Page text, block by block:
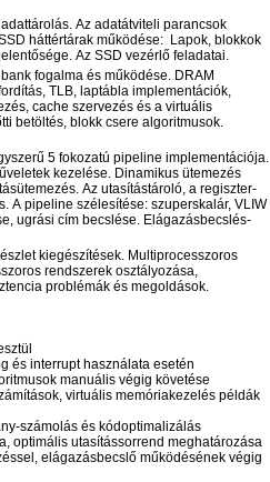
Az adatátviteli parancsok
háttértárak működése: Lapok, blokkok
Az SSD vezérlő feladatai.
fogalma és működése. DRAM
TLB, laptábla implementációk,
cache szervezés és a virtuális
betöltés, blokk csere algoritmusok.
5 fokozatú pipeline implementációja.
kezelése. Dinamikus ütemezés
Az utasítástároló, a regiszter-
A pipeline szélesítése: szuperskalár, VLIW
ugrási cím becslése. Elágazásbecslés-
kiegészítések. Multiprocesszoros
rendszerek osztályozása,
problémák és megoldások.
és interrupt használata esetén
manuális végig követése
virtuális memóriakezelés példák
számolás és kódoptimalizálás
optimális utasítássorrend meghatározása
elágazásbecslő működésének végig